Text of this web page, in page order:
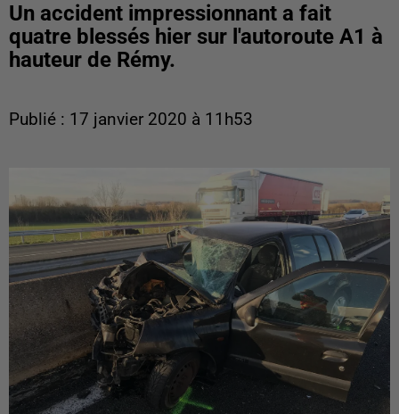
Un accident impressionnant a fait
quatre blessés hier sur l'autoroute A1 à
hauteur de Rémy.
Publié : 17 janvier 2020 à 11h53